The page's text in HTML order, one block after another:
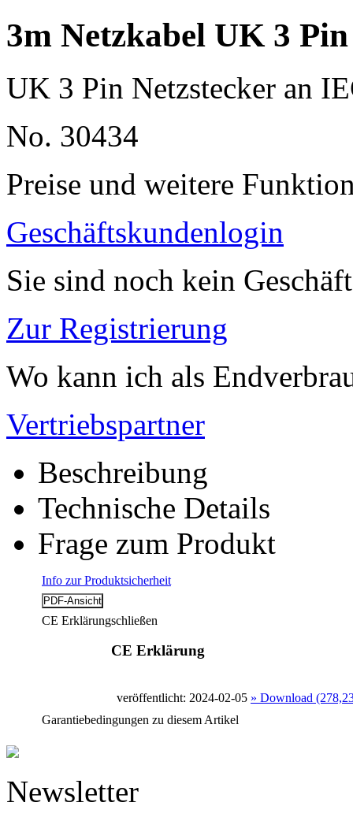
3m Netzkabel UK 3
UK 3 Pin Netzstecker an
No. 30434
Preise und weitere
Geschäftskundenlogin
Sie sind noch kein
Zur Registrierung
Wo kann ich als
Vertriebspartner
Beschreibung
Technische Details
Frage zum Produkt
Info zur Produktsicherheit
CE Erklärungschließen
CE Erklärung
veröffentlicht: 2024-02-05 » Download
Garantiebedingungen zu diesem Artikel
Newsletter